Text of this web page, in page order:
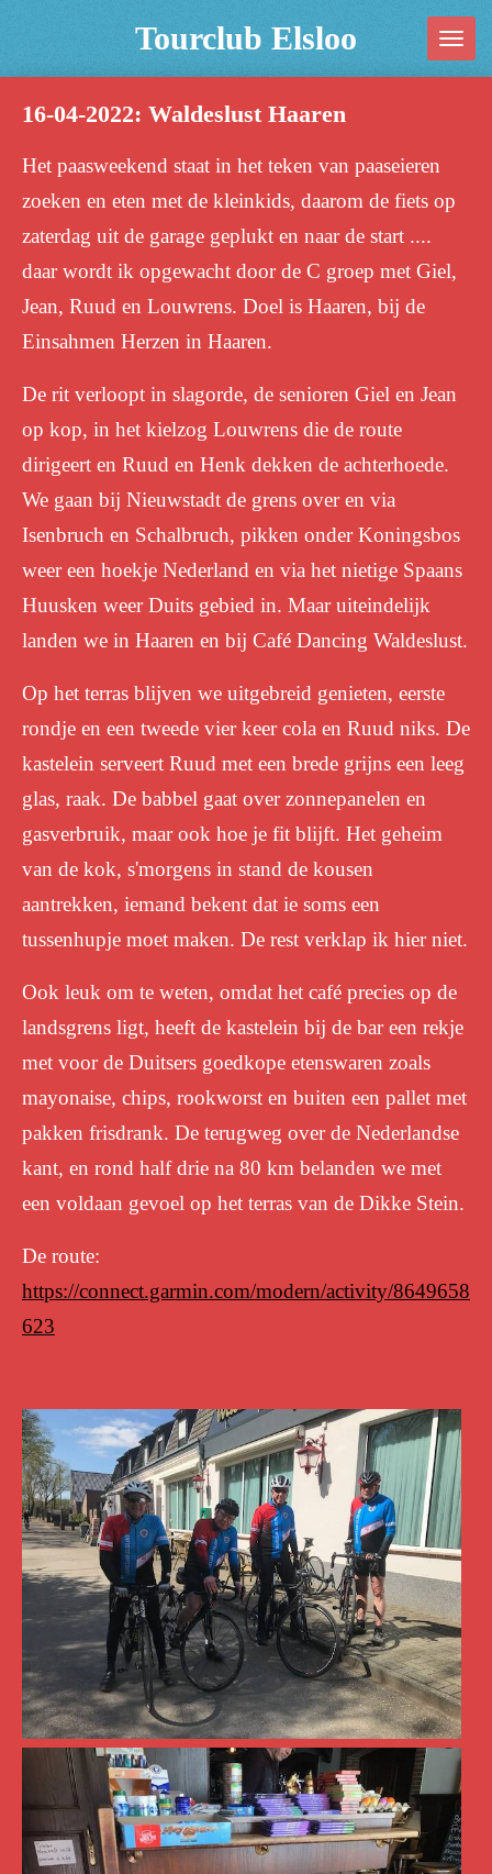
de
Tourclub Elsloo
16-04-2022: Waldeslust Haaren
Het paasweekend staat in het teken van paaseieren
zoeken en eten met de kleinkids, daarom de fiets op
zaterdag uit de garage geplukt en naar de start ....
daar wordt ik opgewacht door de C groep met Giel,
Jean, Ruud en Louwrens. Doel is Haaren, bij de
Einsahmen Herzen in Haaren.
De rit verloopt in slagorde, de senioren Giel en Jean
op kop, in het kielzog Louwrens die de route
dirigeert en Ruud en Henk dekken de achterhoede.
We gaan bij Nieuwstadt de grens over en via
Isenbruch en Schalbruch, pikken onder Koningsbos
weer een hoekje Nederland en via het nietige Spaans
Huusken weer Duits gebied in. Maar uiteindelijk
landen we in Haaren en bij Café Dancing Waldeslust.
Op het terras blijven we uitgebreid genieten, eerste
rondje en een tweede vier keer cola en Ruud niks. De
kastelein serveert Ruud met een brede grijns een leeg
glas, raak. De babbel gaat over zonnepanelen en
gasverbruik, maar ook hoe je fit blijft. Het geheim
van de kok, s'morgens in stand de kousen
aantrekken, iemand bekent dat ie soms een
tussenhupje moet maken. De rest verklap ik hier niet.
Ook leuk om te weten, omdat het café precies op de
landsgrens ligt, heeft de kastelein bij de bar een rekje
met voor de Duitsers goedkope etenswaren zoals
mayonaise, chips, rookworst en buiten een pallet met
pakken frisdrank. De terugweg over de Nederlandse
kant, en rond half drie na 80 km belanden we met
een voldaan gevoel op het terras van de Dikke Stein.
De route:
https://connect.garmin.com/modern/activity/8649658
623